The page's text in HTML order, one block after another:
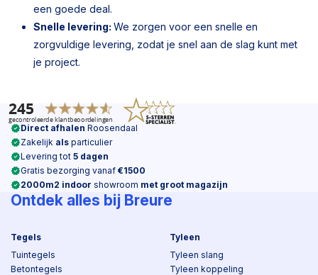
een goede deal.
Snelle levering: We zorgen voor een snelle en
zorgvuldige levering, zodat je snel aan de slag kunt met
je project.
Direct afhalen Roosendaal
Zakelijk als particulier
Levering tot 5 dagen
Gratis bezorging vanaf €1500
2000m2 indoor showroom met groot magazijn
Ontdek alles bij Breure
Tegels
Tuintegels
Betontegels
Tyleen
Tyleen slang
Tyleen koppeling